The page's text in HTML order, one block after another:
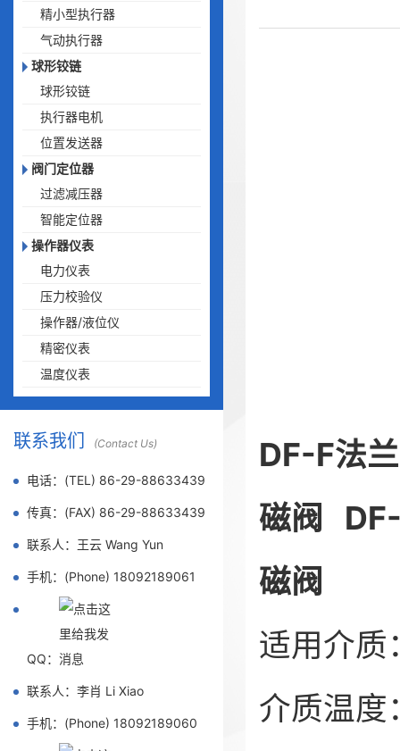
精小型执行器
气动执行器
球形铰链
球形铰链
执行器电机
位置发送器
阀门定位器
过滤减压器
智能定位器
操作器仪表
电力仪表
压力校验仪
操作器/液位仪
精密仪表
温度仪表
联系我们 (Contact Us)
电话：(TEL) 86-29-88633439
传真：(FAX) 86-29-88633439
联系人：王云 Wang Yun
手机：(Phone) 18092189061
QQ：
联系人：李肖 Li Xiao
手机：(Phone) 18092189060
DF-F法
磁阀
磁阀
适用介质
介质温